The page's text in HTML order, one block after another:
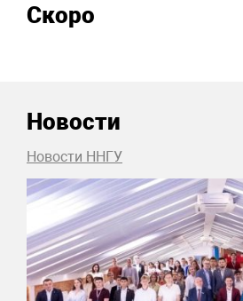
Скоро
Новости
Новости ННГУ